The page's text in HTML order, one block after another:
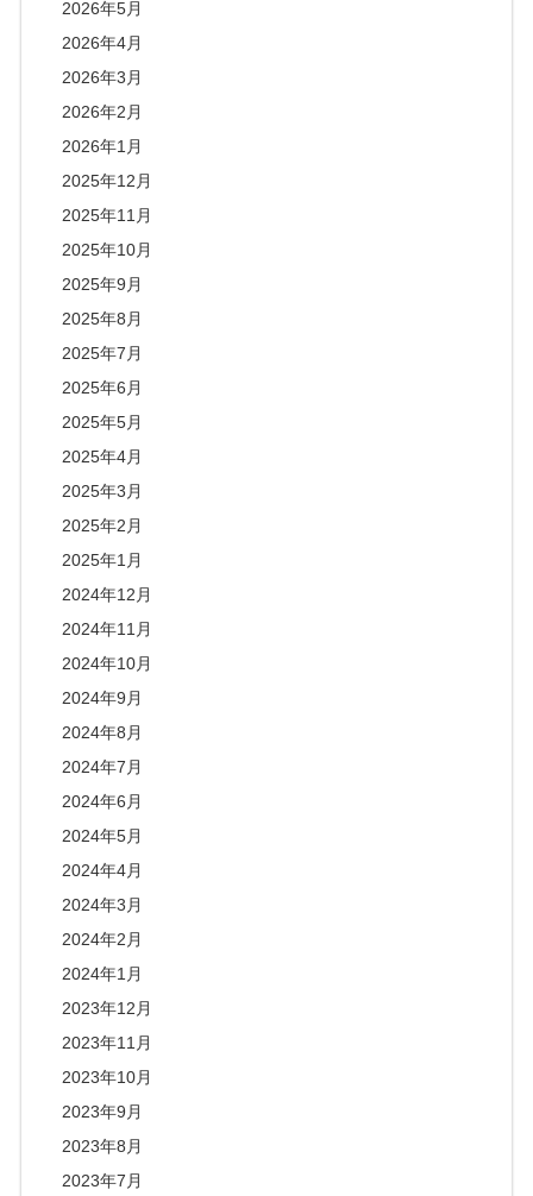
2026年5月
2026年4月
2026年3月
2026年2月
2026年1月
2025年12月
2025年11月
2025年10月
2025年9月
2025年8月
2025年7月
2025年6月
2025年5月
2025年4月
2025年3月
2025年2月
2025年1月
2024年12月
2024年11月
2024年10月
2024年9月
2024年8月
2024年7月
2024年6月
2024年5月
2024年4月
2024年3月
2024年2月
2024年1月
2023年12月
2023年11月
2023年10月
2023年9月
2023年8月
2023年7月